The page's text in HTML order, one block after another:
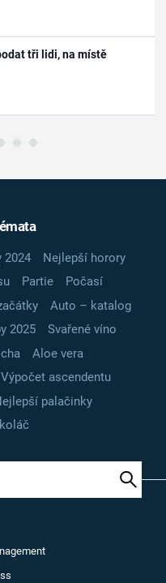
tři lidi, na místě
2024
Nejlepší horory
Partie
Počasí
Auto – katalog
2025
Svařené víno
Aloe vera
Výpočet ascendentu
palačinky